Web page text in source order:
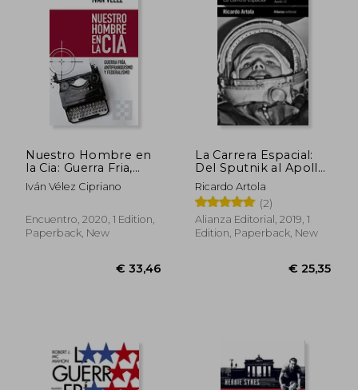
Nuestro Hombre en
la Cia: Guerra Fria,
Antifranquismo y
Federalismo (in
Iván Vélez Cipriano
Encuentro, 2020, 1 Edition,
Paperback, New
La Carrera Espacial:
Del Sputnik al Apollo
11 (in Spanish)
Ricardo Artola
(2)
Alianza Editorial, 2019, 1
Edition, Paperback, New